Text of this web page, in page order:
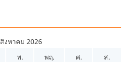
สิงหาคม 2026
พ. พฤ. ศ. ส.